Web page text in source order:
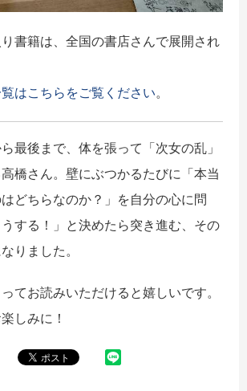
書籍は、全国の書店さんで展開され
はこちらをご覧ください。
最後まで、体を張って「次女の乱」
橋さん。壁にぶつかるたびに「本当
どちらなのか？」を自分の心に問
する！」と決めたら突き進む、その
りました。
てお読みいただけると嬉しいです。
しみに！